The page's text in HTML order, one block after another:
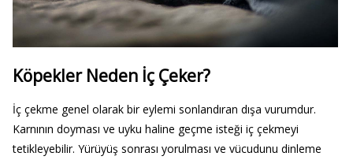
Köpekler Neden İç Çeker?
İç çekme genel olarak bir eylemi sonlandıran dışa vurumdur.
Karnının doyması ve uyku haline geçme isteği iç çekmeyi
tetikleyebilir. Yürüyüş sonrası yorulması ve vücudunu dinleme